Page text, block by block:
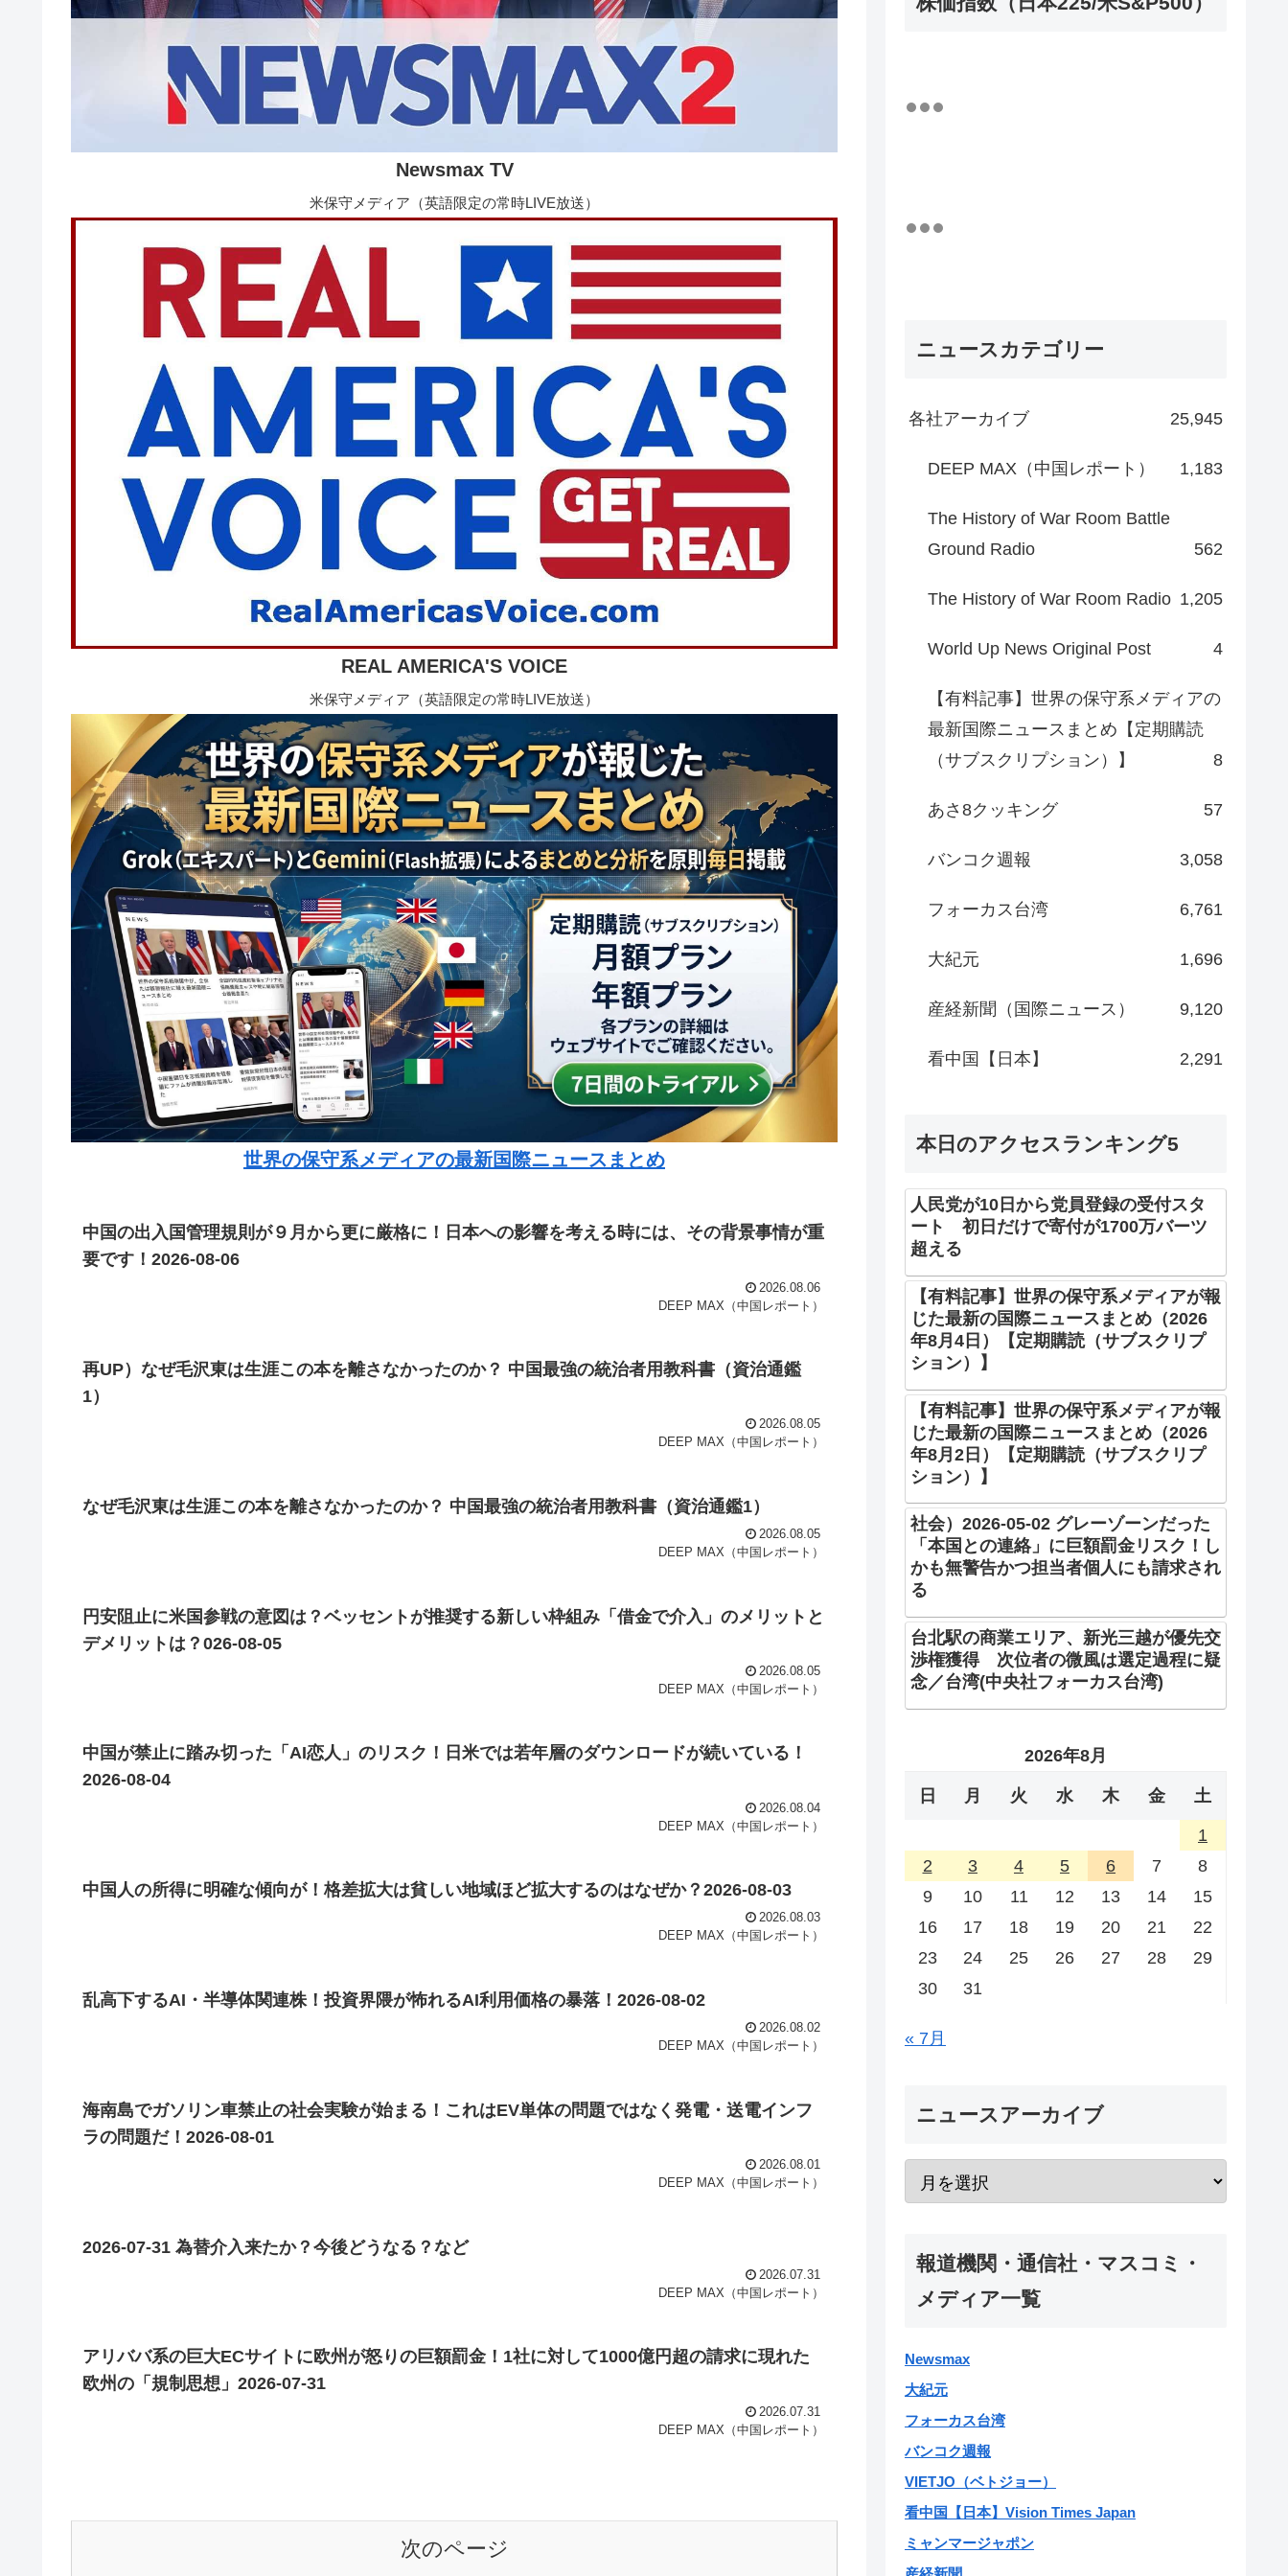
Newsmax TV
米保守メディア（英語限定の常時LIVE放送）
REAL AMERICA'S VOICE
米保守メディア（英語限定の常時LIVE放送）
世界の保守系メディアの最新国際ニュースまとめ
中国の出入国管理規則が９月から更に厳格に！日本への影響を考える時には、その背景事情が重
要です！2026-08-06
2026.08.06
DEEP MAX（中国レポート）
再UP）なぜ毛沢東は生涯この本を離さなかったのか？ 中国最強の統治者用教科書（資治通鑑
1）
2026.08.05
DEEP MAX（中国レポート）
なぜ毛沢東は生涯この本を離さなかったのか？ 中国最強の統治者用教科書（資治通鑑1）
2026.08.05
DEEP MAX（中国レポート）
円安阻止に米国参戦の意図は？ベッセントが推奨する新しい枠組み「借金で介入」のメリットと
デメリットは？026-08-05
2026.08.05
DEEP MAX（中国レポート）
中国が禁止に踏み切った「AI恋人」のリスク！日米では若年層のダウンロードが続いている！
2026-08-04
2026.08.04
DEEP MAX（中国レポート）
中国人の所得に明確な傾向が！格差拡大は貧しい地域ほど拡大するのはなぜか？2026-08-03
2026.08.03
DEEP MAX（中国レポート）
乱高下するAI・半導体関連株！投資界隈が怖れるAI利用価格の暴落！2026-08-02
2026.08.02
DEEP MAX（中国レポート）
海南島でガソリン車禁止の社会実験が始まる！これはEV単体の問題ではなく発電・送電インフ
ラの問題だ！2026-08-01
2026.08.01
DEEP MAX（中国レポート）
2026-07-31 為替介入来たか？今後どうなる？など
2026.07.31
DEEP MAX（中国レポート）
アリババ系の巨大ECサイトに欧州が怒りの巨額罰金！1社に対して1000億円超の請求に現れた
欧州の「規制思想」2026-07-31
2026.07.31
DEEP MAX（中国レポート）
次のページ
ニュースカテゴリー
各社アーカイブ 25,945
DEEP MAX（中国レポート） 1,183
The History of War Room Battle
Ground Radio
562
The History of War Room Radio 1,205
World Up News Original Post 4
【有料記事】世界の保守系メディアの
最新国際ニュースまとめ【定期購読
（サブスクリプション）】
8
あさ8クッキング 57
バンコク週報 3,058
フォーカス台湾 6,761
大紀元 1,696
産経新聞（国際ニュース） 9,120
看中国【日本】 2,291
本日のアクセスランキング5
人民党が10日から党員登録の受付スタ
ート 初日だけで寄付が1700万バーツ
超える
【有料記事】世界の保守系メディアが報
じた最新の国際ニュースまとめ（2026
年8月4日）【定期購読（サブスクリプ
ション）】
【有料記事】世界の保守系メディアが報
じた最新の国際ニュースまとめ（2026
年8月2日）【定期購読（サブスクリプ
ション）】
社会）2026-05-02 グレーゾーンだった
「本国との連絡」に巨額罰金リスク！し
かも無警告かつ担当者個人にも請求され
る
台北駅の商業エリア、新光三越が優先交
渉権獲得 次位者の微風は選定過程に疑
念／台湾(中央社フォーカス台湾)
2026年8月
日 月 火 水 木 金 土
1
2
3 4 5 6 7
8
9
10 11 12 13 14
15
16
17 18 19 20 21
22
23
24 25 26 27 28
29
30
31
« 7月
ニュースアーカイブ
報道機関・通信社・マスコミ・
メディア一覧
Newsmax
大紀元
フォーカス台湾
バンコク週報
VIETJO（ベトジョー）
看中国【日本】Vision Times Japan
ミャンマージャポン